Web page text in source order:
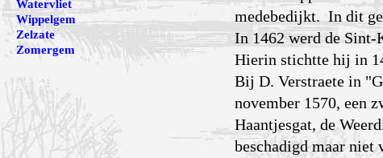
medebedijkt. In dit
In 1462 werd de Sint-
Hierin stichtte hij in
Bij D. Verstraete in
november 1570, een
Haantjesgat, de
beschadigd maar
Watervliet
Wippelgem
Zelzate
Zomergem